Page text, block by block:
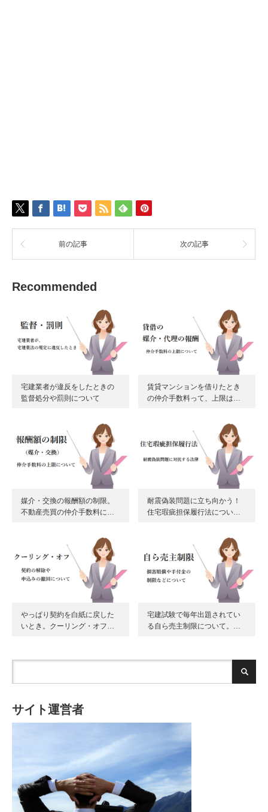
前の記事 次の記事
Recommended
宅建業者が違反をしたときの
監督処分や罰則について
賃貸マンションを借りたとき
の仲介手数料って、上限は…
媒介・交換の報酬額の制限。
不動産売買の仲介手数料に…
耐震偽装問題に立ち向かう！
住宅瑕疵担保履行法につい…
やっぱり契約を白紙に戻した
いとき。クーリング・オフ…
宅建試験で毎年出題されてい
る自ら売主制限について。…
サイト運営者